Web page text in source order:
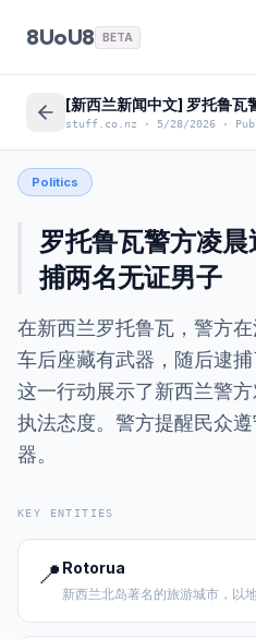
8UoU8 BETA
stuff.co.nz · 5/28/2026 ·
Politics
罗托鲁瓦警方凌
捕两名无证男子
在新西兰罗托鲁瓦，警方
车后座藏有武器，随后逮捕
这一行动展示了新西兰警
执法态度。警方提醒民众
器。
KEY ENTITIES
📍 Rotorua
新西兰北岛著名的旅游城市，以